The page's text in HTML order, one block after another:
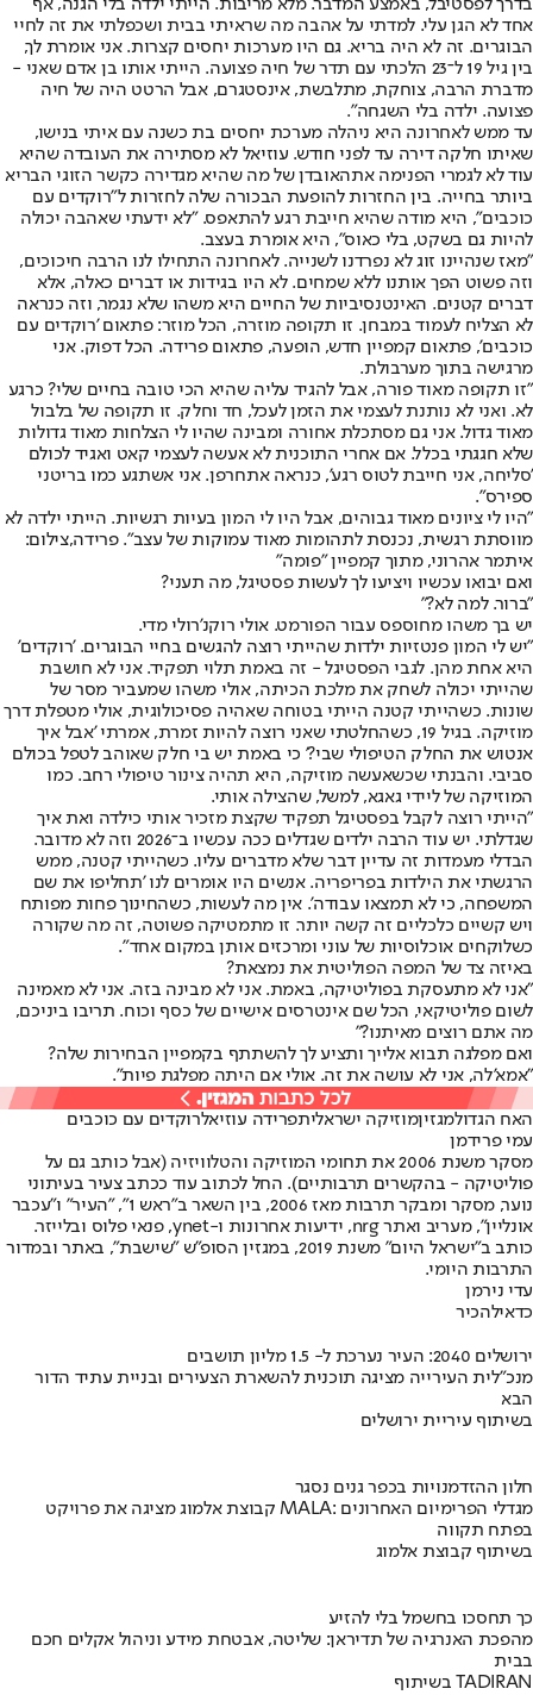
בדרך לפסטיבל, באמצע המדבר. מלא מריבות. הייתי ילדה בלי הגנה, אף
אחד לא הגן עלי. למדתי על אהבה מה שראיתי בבית ושכפלתי את זה לחיי
הבוגרים. זה לא היה בריא. גם היו מערכות יחסים קצרות. אני אומרת לך,
בין גיל 19 ל־23 הלכתי עם תדר של חיה פצועה. הייתי אותו בן אדם שאני -
מדברת הרבה, צוחקת, מתלבשת, אינסטגרם, אבל הרטט היה של חיה
פצועה. ילדה בלי השגחה".
עד ממש לאחרונה היא ניהלה מערכת יחסים בת כשנה עם איתי בנישו,
שאיתו חלקה דירה עד לפני חודש. עוזיאל לא מסתירה את העובדה שהיא
עוד לא לגמרי הפנימה אתהאובדן של מה שהיא מגדירה כקשר הזוגי הבריא
ביותר בחייה. בין החזרות להופעת הבכורה שלה לחזרות ל"רוקדים עם
כוכבים", היא מודה שהיא חייבת רגע להתאפס. "לא ידעתי שאהבה יכולה
להיות גם בשקט, בלי כאוס", היא אומרת בעצב.
"מאז שנהיינו זוג לא נפרדנו לשנייה. לאחרונה התחילו לנו הרבה חיכוכים,
וזה פשוט הפך אותנו ללא שמחים. לא היו בגידות או דברים כאלה, אלא
דברים קטנים. האינטנסיביות של החיים היא משהו שלא נגמר, וזה כנראה
לא הצליח לעמוד במבחן. זו תקופה מוזרה, הכל מוזר: פתאום 'רוקדים עם
כוכבים', פתאום קמפיין חדש, הופעה, פתאום פרידה. הכל דפוק. אני
מרגישה בתוך מערבולת.
"זו תקופה מאוד פורה, אבל להגיד עליה שהיא הכי טובה בחיים שלי? כרגע
לא. ואני לא נותנת לעצמי את הזמן לעכל, חד וחלק. זו תקופה של בלבול
מאוד גדול. אני גם מסתכלת אחורה ומבינה שהיו לי הצלחות מאוד גדולות
שלא חגגתי בכלל. אם אחרי התוכנית לא אעשה לעצמי קאט ואגיד לכולם
'סליחה, אני חייבת לטוס רגע', כנראה אתחרפן. אני אשתגע כמו בריטני
ספירס".
"היו לי ציונים מאוד גבוהים, אבל היו לי המון בעיות רגשיות. הייתי ילדה לא
מווסתת רגשית, נכנסת לתהומות מאוד עמוקות של עצב". פרידה,צילום:
איתמר אהרוני, מתוך קמפיין "פומה"
ואם יבואו עכשיו ויציעו לך לעשות פסטיגל, מה תעני?
"ברור. למה לא?"
יש בך משהו מחוספס עבור הפורמט. אולי רוקנ'רולי מדי.
"יש לי המון פנטזיות ילדות שהייתי רוצה להגשים בחיי הבוגרים. 'רוקדים'
היא אחת מהן. לגבי הפסטיגל - זה באמת תלוי תפקיד. אני לא חושבת
שהייתי יכולה לשחק את מלכת הכיתה, אולי משהו שמעביר מסר של
שונות. כשהייתי קטנה הייתי בטוחה שאהיה פסיכולוגית, אולי מטפלת דרך
מוזיקה. בגיל 19, כשהחלטתי שאני רוצה להיות זמרת, אמרתי 'אבל איך
אנטוש את החלק הטיפולי שבי?' כי באמת יש בי חלק שאוהב לטפל בכולם
סביבי. והבנתי שכשאעשה מוזיקה, היא תהיה צינור טיפולי רחב. כמו
המוזיקה של ליידי גאגא, למשל, שהצילה אותי.
"הייתי רוצה לקבל בפסטיגל תפקיד שקצת מזכיר אותי כילדה ואת איך
שגדלתי. יש עוד הרבה ילדים שגדלים ככה עכשיו ב־2026 וזה לא מדובר.
הבדלי מעמדות זה עדיין דבר שלא מדברים עליו. כשהייתי קטנה, ממש
הרגשתי את הילדות בפריפריה. אנשים היו אומרים לנו 'תחליפו את שם
המשפחה, כי לא תמצאו עבודה'. אין מה לעשות, כשהחינוך פחות מפותח
ויש קשיים כלכליים זה קשה יותר. זו מתמטיקה פשוטה, זה מה שקורה
כשלוקחים אוכלוסיות של עוני ומרכזים אותן במקום אחד".
באיזה צד של המפה הפוליטית את נמצאת?
"אני לא מתעסקת בפוליטיקה, באמת. אני לא מבינה בזה. אני לא מאמינה
לשום פוליטיקאי, הכל שם אינטרסים אישיים של כסף וכוח. תריבו ביניכם,
מה אתם רוצים מאיתנו?"
ואם מפלגה תבוא אלייך ותציע לך להשתתף בקמפיין הבחירות שלה?
"אמא'לה, אני לא עושה את זה. אולי אם היתה מפלגת פיות".
האח הגדולמגזיןמוזיקה ישראליתפרידה עוזיאלרוקדים עם כוכבים
עמי פרידמן
מסקר משנת 2006 את תחומי המוזיקה והטלוויזיה (אבל כותב גם על
פוליטיקה - בהקשרים תרבותיים). החל לכתוב עוד ככתב צעיר בעיתוני
נוער, מסקר ומבקר תרבות מאז 2006, בין השאר ב"ראש 1", "העיר" ו"עכבר
אונליין", מעריב ואתר nrg, ידיעות אחרונות ו-ynet, פנאי פלוס ובלייזר.
כותב ב"ישראל היום" משנת 2019, במגזין הסופ"ש "שישבת", באתר ובמדור
התרבות היומי.
עדי נירמן
כדאילהכיר
ירושלים 2040: העיר נערכת ל- 1.5 מליון תושבים
מנכ"לית העירייה מציגה תוכנית להשארת הצעירים ובניית עתיד הדור
הבא
בשיתוף עיריית ירושלים
חלון ההזדמנויות בכפר גנים נסגר
קבוצת אלמוג מציגה את פרויקט MALA: מגדלי הפרימיום האחרונים
בפתח תקווה
בשיתוף קבוצת אלמוג
כך תחסכו בחשמל בלי להזיע
מהפכת האנרגיה של תדיראן: שליטה, אבטחת מידע וניהול אקלים חכם
בבית
בשיתוף TADIRAN